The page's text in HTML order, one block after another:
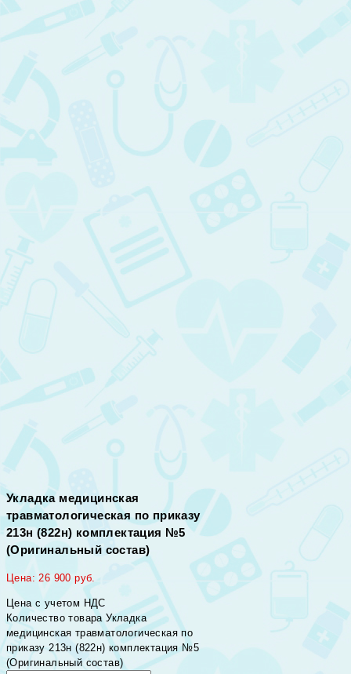
Укладка медицинская
травматологическая по приказу
213н (822н) комплектация №5
(Оригинальный состав)
Цена:26 900 руб.
Цена с учетом НДС
Количество товара Укладка
медицинская травматологическая по
приказу 213н (822н) комплектация №5
(Оригинальный состав)